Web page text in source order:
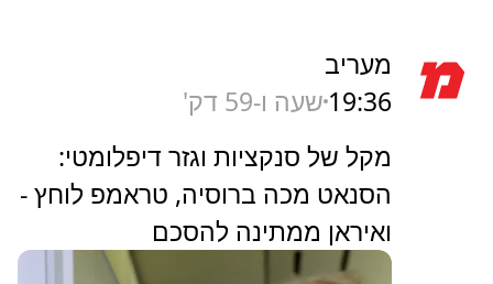
מעריב
19:36 שעה ו-59 דק'
מקל של סנקציות וגזר דיפלומטי:
הסנאט מכה ברוסיה, טראמפ לוחץ -
ואיראן ממתינה להסכם